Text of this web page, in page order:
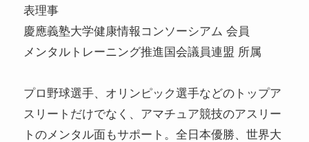
表理事
慶應義塾大学健康情報コンソーシアム 会員
メンタルトレーニング推進国会議員連盟 所属
プロ野球選手、オリンピック選手などのトップア
スリートだけでなく、アマチュア競技のアスリー
トのメンタル面もサポート。全日本優勝、世界大